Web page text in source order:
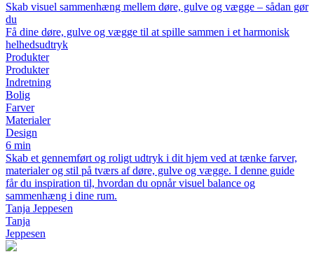
Skab visuel sammenhæng mellem døre, gulve og vægge – sådan gør
du
Få dine døre, gulve og vægge til at spille sammen i et harmonisk
helhedsudtryk
Produkter
Produkter
Indretning
Bolig
Farver
Materialer
Design
6 min
Skab et gennemført og roligt udtryk i dit hjem ved at tænke farver,
materialer og stil på tværs af døre, gulve og vægge. I denne guide
får du inspiration til, hvordan du opnår visuel balance og
sammenhæng i dine rum.
Tanja Jeppesen
Tanja
Jeppesen